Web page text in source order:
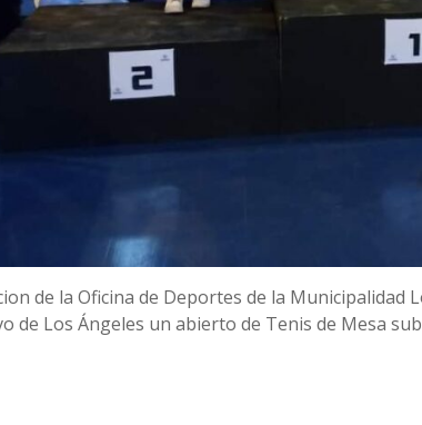
de la Oficina de Deportes de la Municipalidad
de Los Ángeles un abierto de Tenis de Mesa